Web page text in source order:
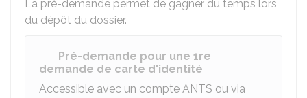
La pré-demande permet de gagner du temps lors
du dépôt du dossier.
Pré-demande pour une 1re
demande de carte d'identité
Accessible avec un compte ANTS ou via